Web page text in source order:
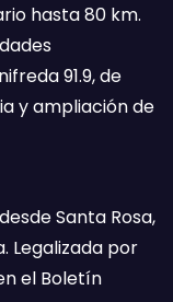
hasta 80 km.
91.9, de
y ampliación de
Santa Rosa,
Legalizada por
el Boletín